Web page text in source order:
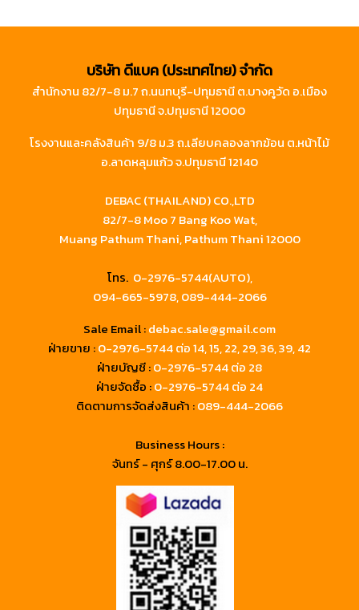
บริษัท ดีแบค (ประเทศไทย) จำกัด
สำนักงาน 82/7-8 ม.7 ถ.นนทบุรี-ปทุมธานี ต.บางคูวัด อ.เมือง
ปทุมธานี จ.ปทุมธานี 12000
โรงงานและคลังสินค้า 9/8 ม.3 ถ.เลียบคลองลากฆ้อน ต.หน้าไม้
อ.ลาดหลุมแก้ว จ.ปทุมธานี 12140
DEBAC (THAILAND) CO.,LTD
82/7-8 Moo 7 Bang Koo Wat,
Muang Pathum Thani, Pathum Thani 12000
โทร. 0-2976-5744(AUTO),
094-665-5978,089-444-2066
Sale Email :debac.sale@gmail.com
ฝ่ายขาย :0-2976-5744ต่อ 14, 15, 22, 29, 36, 39, 42
ฝ่ายบัญชี :0-2976-5744 ต่อ 28
ฝ่ายจัดซื้อ :0-2976-5744 ต่อ 24
ติดตามการจัดส่งสินค้า :089-444-2066
Business Hours :
จันทร์ - ศุกร์ 8.00-17.00 น.